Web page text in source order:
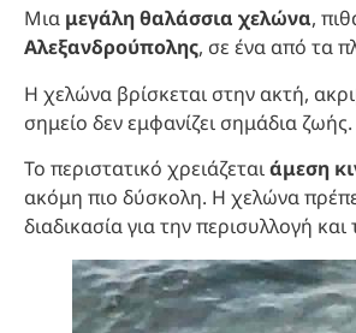
Μια μεγάλη θαλάσσια χελώνα,
Αλεξανδρούπολης, σε ένα από τα
Η χελώνα βρίσκεται στην ακτή,
σημείο δεν εμφανίζει σημάδια ζωής.
Το περιστατικό χρειάζεταιάμεση
ακόμη πιο δύσκολη. Η χελώνα
διαδικασία για την περισυλλογή